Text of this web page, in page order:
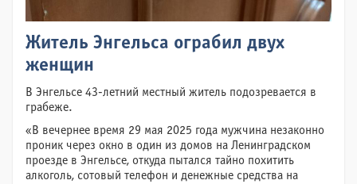
Житель Энгельса ограбил двух
женщин
В Энгельсе 43-летний местный житель подозревается в
грабеже.
«В вечернее время 29 мая 2025 года мужчина незаконно
проник через окно в один из домов на Ленинградском
проезде в Энгельсе, откуда пытался тайно похитить
алкоголь, сотовый телефон и денежные средства на